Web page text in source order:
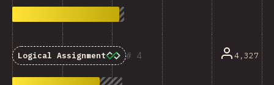
4
Logical Assignment 4,327